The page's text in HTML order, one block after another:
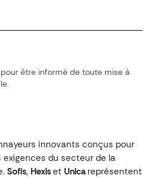
être informé de toute mise à
innovants conçus pour
du secteur de la
Sofis, Hexiset Unica représentent